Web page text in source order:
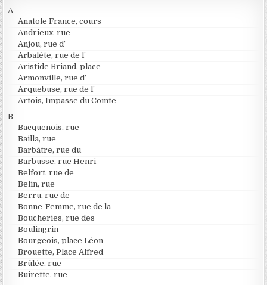
A
Anatole France, cours
Andrieux, rue
Anjou, rue d’
Arbalète, rue de l’
Aristide Briand, place
Armonville, rue d’
Arquebuse, rue de l’
Artois, Impasse du Comte
B
Bacquenois, rue
Bailla, rue
Barbâtre, rue du
Barbusse, rue Henri
Belfort, rue de
Belin, rue
Berru, rue de
Bonne-Femme, rue de la
Boucheries, rue des
Boulingrin
Bourgeois, place Léon
Brouette, Place Alfred
Brûlée, rue
Buirette, rue